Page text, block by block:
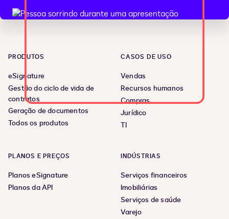
PRODUTOS
eSignature
Gestão do ciclo de vida de
contratos
Geração de documentos
Todos os produtos
CASOS DE USO
Vendas
Recursos humanos
Compras
Jurídico
TI
PLANOS E PREÇOS
Planos eSignature
Planos da API
INDÚSTRIAS
Serviços financeiros
Imobiliárias
Serviços de saúde
Varejo